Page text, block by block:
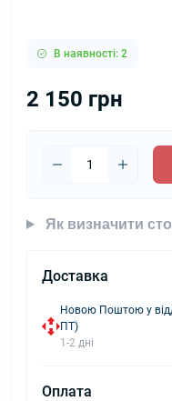
В наявності: 2
2 150 грн
Як визначити
Доставка
Новою Поштою у
ПТ)
1-2 дні
Оплата